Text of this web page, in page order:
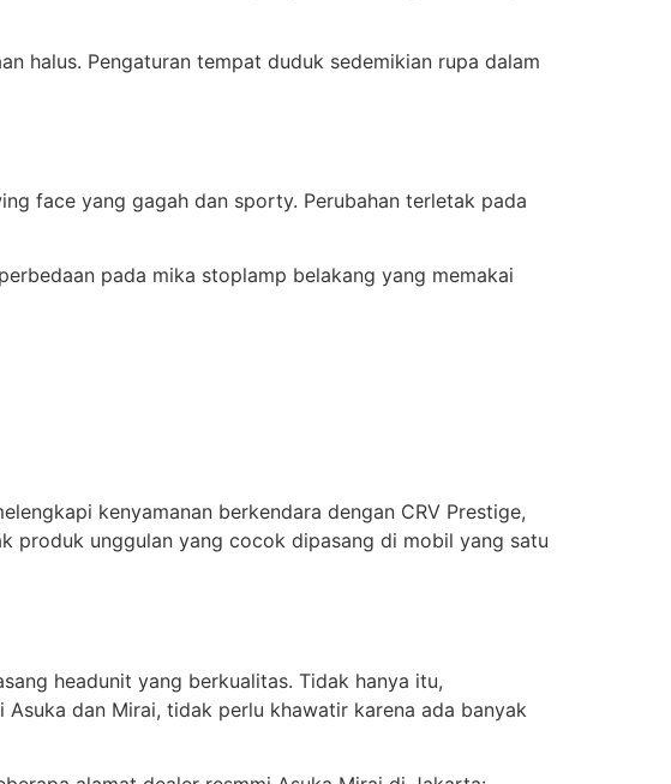
halus. Pengaturan tempat duduk sedemikian rupa dalam
face yang gagah dan sporty. Perubahan terletak pada
pada mika stoplamp belakang yang memakai
kenyamanan berkendara dengan CRV Prestige,
produk unggulan yang cocok dipasang di mobil yang satu
headunit yang berkualitas. Tidak hanya itu,
dan Mirai, tidak perlu khawatir karena ada banyak